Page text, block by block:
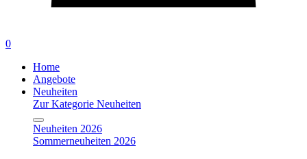
0
Home
Angebote
Neuheiten
Zur Kategorie Neuheiten
Neuheiten 2026
Sommerneuheiten 2026